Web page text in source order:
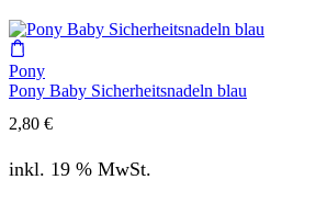
Pony
Pony Baby Sicherheitsnadeln blau
2,80 €
inkl. 19 % MwSt.